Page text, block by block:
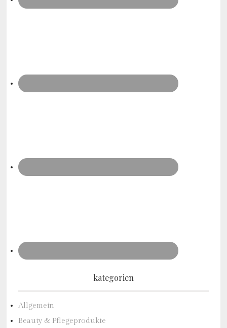
kategorien
Allgemein
Beauty & Pflegeprodukte